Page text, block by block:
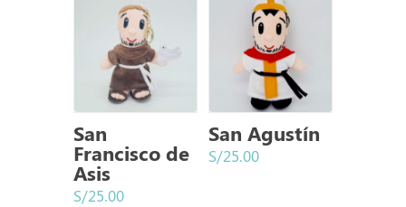
San
Francisco de
Asis
S/25.00
San Agustín
S/25.00